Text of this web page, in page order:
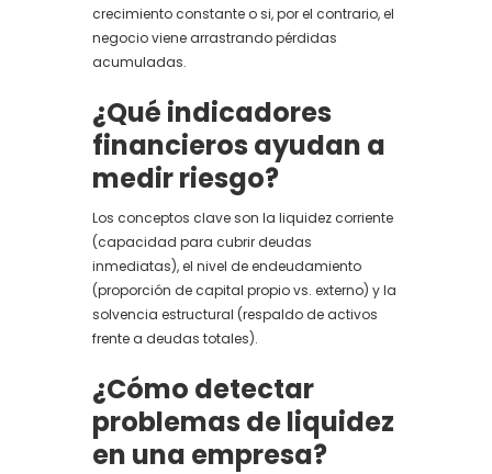
crecimiento constante o si, por el contrario, el
negocio viene arrastrando pérdidas
acumuladas.
¿Qué indicadores
financieros ayudan a
medir riesgo?
Los conceptos clave son la liquidez corriente
(capacidad para cubrir deudas
inmediatas), el nivel de endeudamiento
(proporción de capital propio vs. externo) y la
solvencia estructural (respaldo de activos
frente a deudas totales).
¿Cómo detectar
problemas de liquidez
en una empresa?